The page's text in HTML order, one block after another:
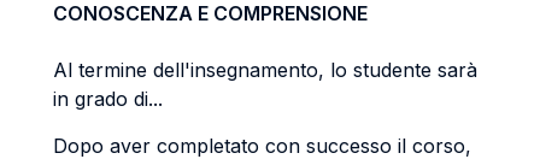
CONOSCENZA E COMPRENSIONE
Al termine dell'insegnamento, lo studente sarà
in grado di...
Dopo aver completato con successo il corso,